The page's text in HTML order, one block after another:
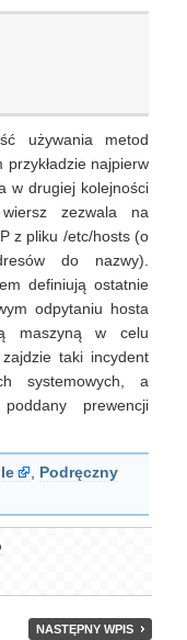
używania metod
najpierw
w drugiej kolejności
zezwala na
z pliku /etc/hosts (o
do nazwy).
definiują ostatnie
odpytaniu hosta
maszyną w celu
taki incydent
systemowych, a
prewencji
Podręczny
NASTĘPNY WPIS